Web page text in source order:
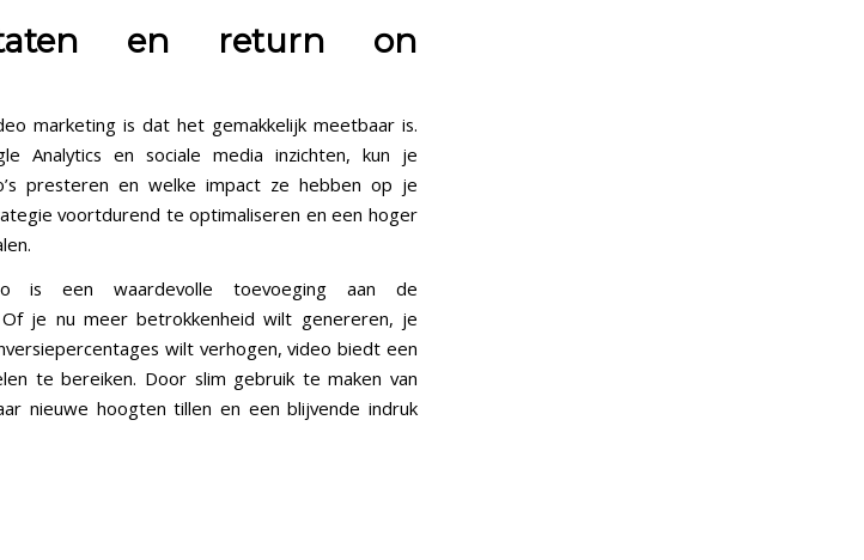
en return on
marketing is dat het gemakkelijk meetbaar is.
Analytics en sociale media inzichten, kun je
presteren en welke impact ze hebben op je
voortdurend te optimaliseren en een hoger
is een waardevolle toevoeging aan de
je nu meer betrokkenheid wilt genereren, je
wilt verhogen, video biedt een
te bereiken. Door slim gebruik te maken van
nieuwe hoogten tillen en een blijvende indruk